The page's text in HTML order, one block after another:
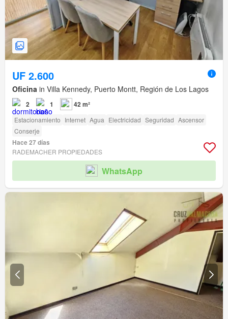
UF 2.600
Oficina in Villa Kennedy, Puerto Montt, Región de Los Lagos
2 1 42 m²
Estacionamiento Internet Agua Electricidad Seguridad Ascensor
Conserje
Hace 27 días
RADEMACHER PROPIEDADES
WhatsApp